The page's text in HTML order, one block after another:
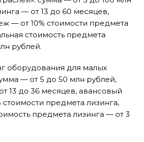
— от 13 до 60 месяцев,
— от 10% стоимости предмета
стоимость предмета
рублей.
оборудования для малых
— от 5 до 50 млн рублей,
13 до 36 месяцев, авансовый
предмета лизинга,
предмета лизинга — от 3